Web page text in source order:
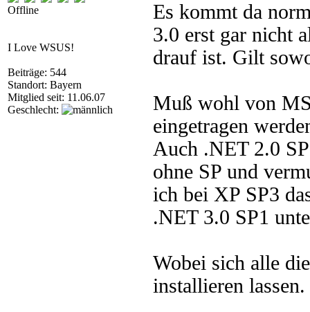
Offline
I Love WSUS!
Beiträge: 544
Standort: Bayern
Mitglied seit: 11.06.07
Geschlecht:
Es kommt da
3.0 erst gar nicht
drauf ist. Gilt
Muß wohl von
eingetragen
Auch .NET 2.0
ohne SP und
ich bei XP SP3
.NET 3.0 SP1
Wobei sich alle
installieren lassen.